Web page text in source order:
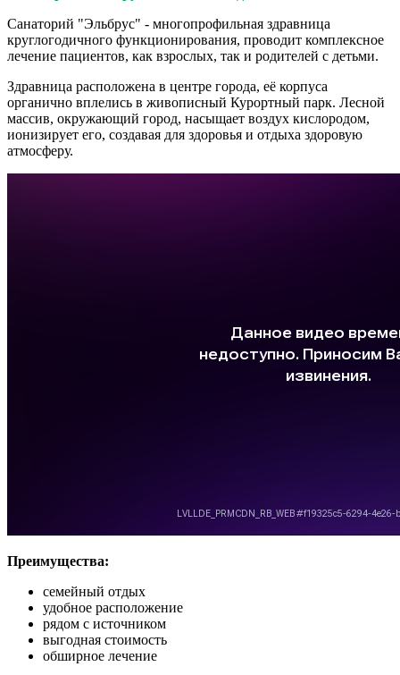
Санаторий "Эльбрус" - многопрофильная здравница
круглогодичного функционирования, проводит комплексное
лечение пациентов, как взрослых, так и родителей с детьми.
Здравница расположена в центре города, её корпуса
органично вплелись в живописный Курортный парк. Лесной
массив, окружающий город, насыщает воздух кислородом,
ионизирует его, создавая для здоровья и отдыха здоровую
атмосферу.
Преимущества:
семейный отдых
удобное расположение
рядом с источником
выгодная стоимость
обширное лечение